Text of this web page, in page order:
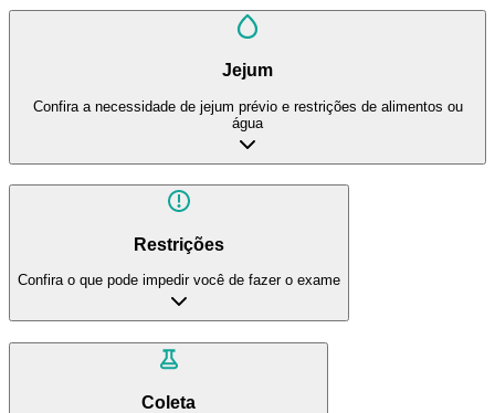
Jejum
Confira a necessidade de jejum prévio e restrições de alimentos ou
água
Restrições
Confira o que pode impedir você de fazer o exame
Coleta